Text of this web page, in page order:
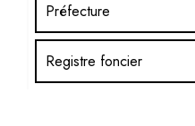
Préfecture
Registre foncier